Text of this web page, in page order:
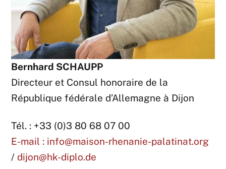
Bernhard SCHAUPP
Directeur et Consul honoraire de la
République fédérale d’Allemagne à Dijon
Tél. : +33 (0)3 80 68 07 00
E-mail : info@maison-rhenanie-palatinat.org
/ dijon@hk-diplo.de